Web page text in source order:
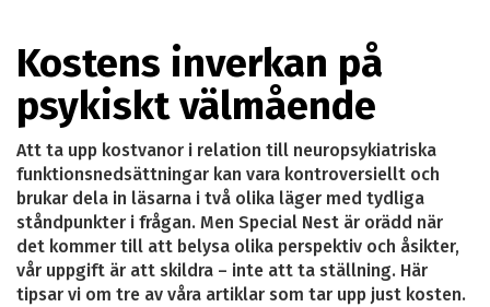
Kostens inverkan på
psykiskt välmående
Att ta upp kostvanor i relation till neuropsykiatriska
funktionsnedsättningar kan vara kontroversiellt och
brukar dela in läsarna i två olika läger med tydliga
ståndpunkter i frågan. Men Special Nest är orädd när
det kommer till att belysa olika perspektiv och åsikter,
vår uppgift är att skildra – inte att ta ställning. Här
tipsar vi om tre av våra artiklar som tar upp just kosten.